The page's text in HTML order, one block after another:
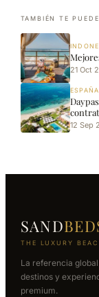
TAMBIÉN TE
21 Oct
ESPAÑA
12 Sep
SAND
THE LUXURY
La referencia
destinos y
premium.